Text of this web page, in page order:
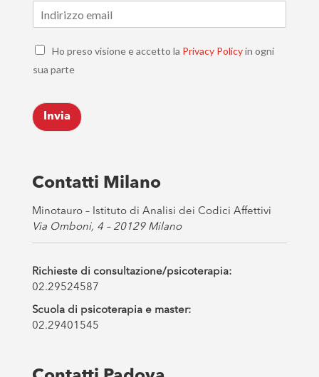
m
C
e
k
b
o
s
*
Ho preso visione e accetto la Privacy Policyin ogni
sua parte
Invia
Contatti Milano
Minotauro – Istituto di Analisi dei Codici Affettivi
Via Omboni, 4 – 20129 Milano
Richieste di consultazione/psicoterapia:
02.29524587
Scuola di psicoterapia e master:
02.29401545